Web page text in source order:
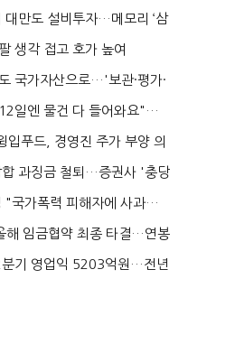
논...
대만도 설비투자…메모리 ‘삼
생각 접고 호가 높여
똘한 한 채' 20...
국가자산으로…'보관·평가·
은 ...
일엔 물건 다 들어와요"…
우며 문 연 ...
입푸드, 경영진 주가 부양 의
...
합 과징금 철퇴…증권사 '충당
려...
"국가폭력 피해자에 사과…
로 진...
해 임금협약 최종 타결…연봉
·격려...
분기 영업익 5203억원…전년